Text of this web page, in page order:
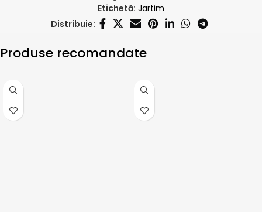
Etichetă: Jartim
Distribuie:
Produse recomandate